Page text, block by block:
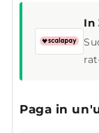
In
Paga in